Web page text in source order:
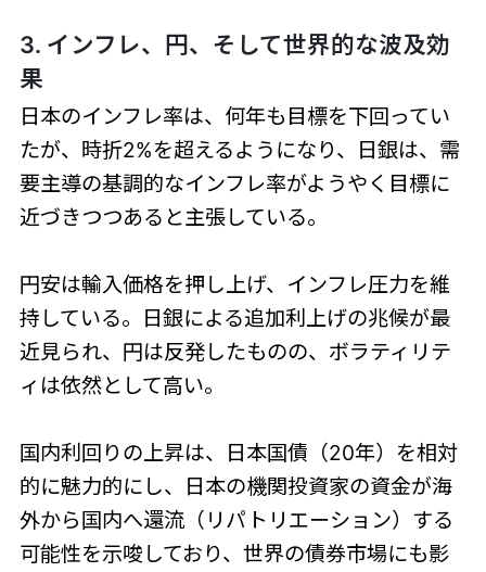
3. インフレ、円、そして世界的な波及効
果
日本のインフレ率は、何年も目標を下回ってい
たが、時折2%を超えるようになり、日銀は、需
要主導の基調的なインフレ率がようやく目標に
近づきつつあると主張している。
円安は輸入価格を押し上げ、インフレ圧力を維
持している。日銀による追加利上げの兆候が最
近見られ、円は反発したものの、ボラティリテ
ィは依然として高い。
国内利回りの上昇は、日本国債（20年）を相対
的に魅力的にし、日本の機関投資家の資金が海
外から国内へ還流（リパトリエーション）する
可能性を示唆しており、世界の債券市場にも影